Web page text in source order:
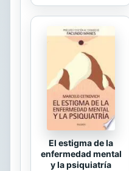
El estigma de la
enfermedad mental
y la psiquiatría